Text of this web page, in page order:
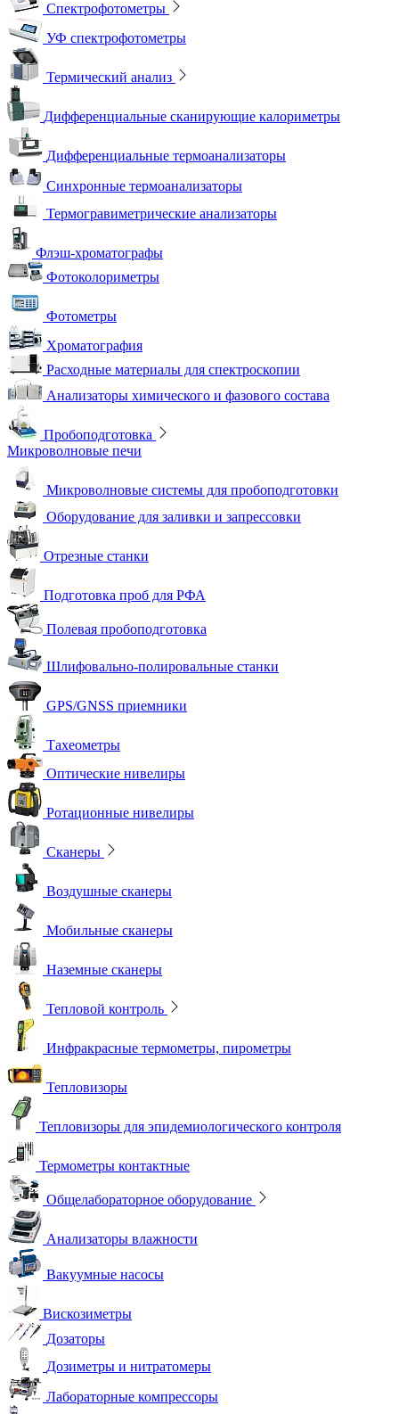
Спектрофотометры
УФ спектрофотометры
Термический анализ
Дифференциальные сканирующие калориметры
Дифференциальные термоанализаторы
Синхронные термоанализаторы
Термогравиметрические анализаторы
Флэш-хроматографы
Фотоколориметры
Фотометры
Хроматография
Расходные материалы для спектроскопии
Анализаторы химического и фазового состава
Пробоподготовка
Микроволновые печи
Микроволновые системы для пробоподготовки
Оборудование для заливки и запрессовки
Отрезные станки
Подготовка проб для РФА
Полевая пробоподготовка
Шлифовально-полировальные станки
GPS/GNSS приемники
Тахеометры
Оптические нивелиры
Ротационные нивелиры
Сканеры
Воздушные сканеры
Мобильные сканеры
Наземные сканеры
Тепловой контроль
Инфракрасные термометры, пирометры
Тепловизоры
Тепловизоры для эпидемиологического контроля
Термометры контактные
Общелабораторное оборудование
Анализаторы влажности
Вакуумные насосы
Вискозиметры
Дозаторы
Дозиметры и нитратомеры
Лабораторные компрессоры